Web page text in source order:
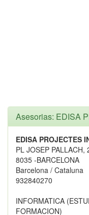
Asesorias: EDISA
EDISA PROJECTES
PL JOSEP PALLACH,
8035 -BARCELONA
Barcelona / Cataluna
932840270
INFORMATICA
FORMACION)